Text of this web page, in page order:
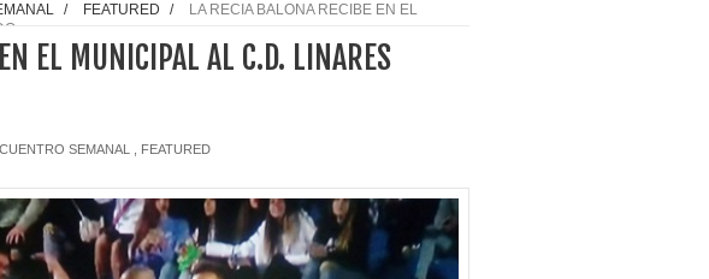
/ FEATURED /
LA RECIA BALONA RECIBE EN EL
EL MUNICIPAL AL C.D. LINARES
SEMANAL FEATURED